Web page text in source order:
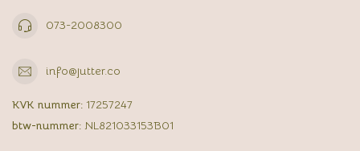
073-2008300
info@jutter.co
KVK nummer: 17257247
btw-nummer: NL821033153B01